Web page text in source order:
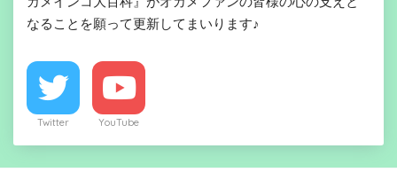
なることを願って更新してまいります♪
Twitter YouTube